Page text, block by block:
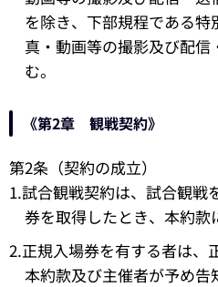
を除き、下部規程である
真・動画等の撮影及び配
む。
《第2章 観戦契約》
第2条（契約の成立）
1.試合観戦契約は、試合観戦
券を取得したとき、本約款
2.正規入場券を有する者は、
本約款及び主催者が予め